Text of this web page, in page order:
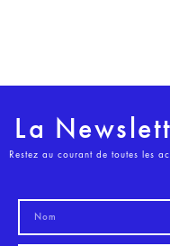
La
Restez au courant de toutes les